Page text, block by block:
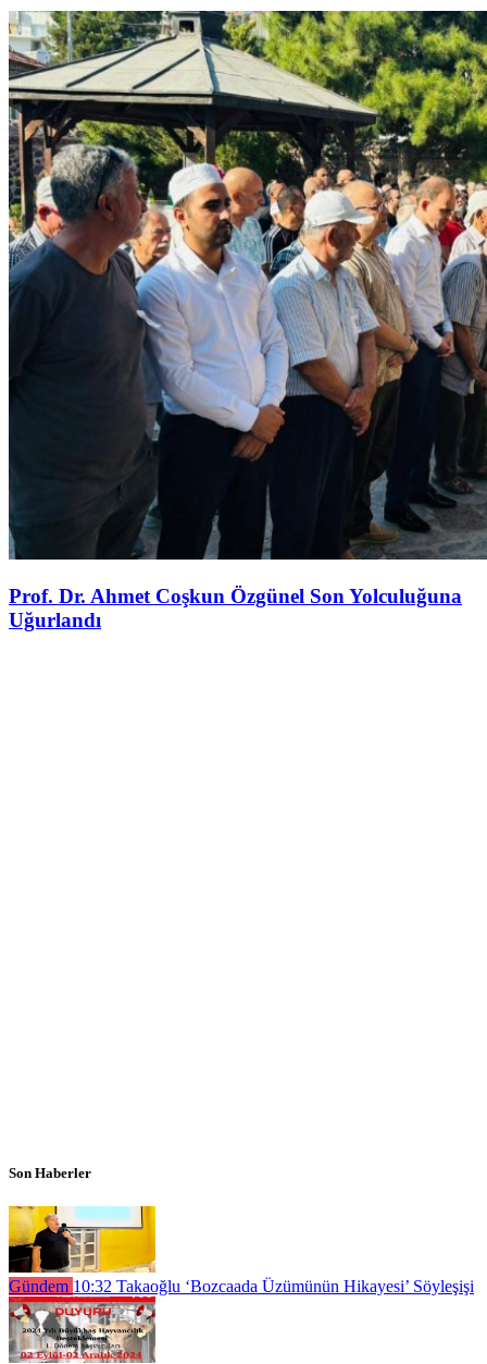
Prof. Dr. Ahmet Coşkun Özgünel Son Yolculuğuna
Uğurlandı
Son Haberler
Gündem 10:32 Takaoğlu ‘Bozcaada Üzümünün Hikayesi’ Söyleşişi